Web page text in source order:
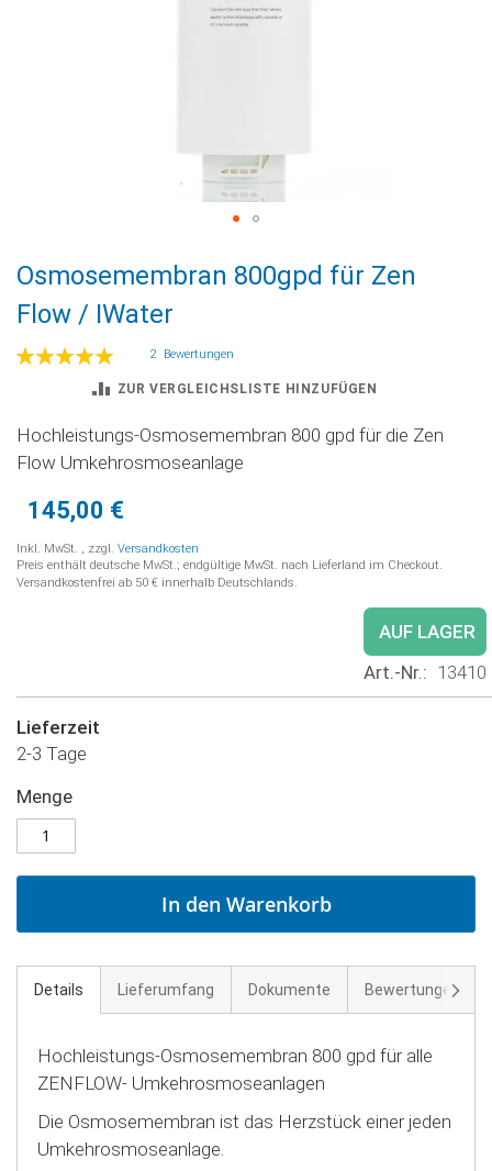
Anfang
der
Bildgalerie
springen
Osmosemembran 800gpd für Zen
Flow / IWater
Bewertung:
2 Bewertungen
ZUR VERGLEICHSLISTE HINZUFÜGEN
Hochleistungs-Osmosemembran 800 gpd für die Zen
Flow Umkehrosmoseanlage
145,00 €
Inkl. MwSt. , zzgl. Versandkosten
Preis enthält deutsche MwSt.; endgültige MwSt. nach Lieferland im Checkout.
Versandkostenfrei ab 50 € innerhalb Deutschlands.
AUF LAGER
Art.-Nr.
13410
Lieferzeit
2-3 Tage
Menge
In den Warenkorb
Details Lieferumfang Dokumente Bewertungen
Hochleistungs-Osmosemembran 800 gpd für alle
ZENFLOW- Umkehrosmoseanlagen
Die Osmosemembran ist das Herzstück einer jeden
Umkehrosmoseanlage.